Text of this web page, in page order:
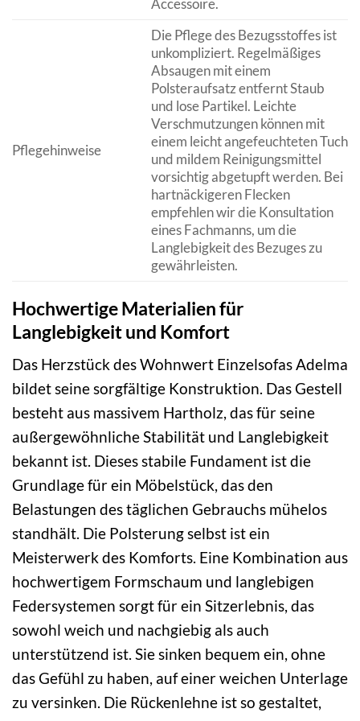
Pflegehinweise
Die Pflege des Bezugsstoffes ist
unkompliziert. Regelmäßiges
Absaugen mit einem
Polsteraufsatz entfernt Staub
und lose Partikel. Leichte
Verschmutzungen können mit
einem leicht angefeuchteten Tuch
und mildem Reinigungsmittel
vorsichtig abgetupft werden. Bei
hartnäckigeren Flecken
empfehlen wir die Konsultation
eines Fachmanns, um die
Langlebigkeit des Bezuges zu
gewährleisten.
Hochwertige Materialien für
Langlebigkeit und Komfort
Das Herzstück des Wohnwert Einzelsofas Adelma
bildet seine sorgfältige Konstruktion. Das Gestell
besteht aus massivem Hartholz, das für seine
außergewöhnliche Stabilität und Langlebigkeit
bekannt ist. Dieses stabile Fundament ist die
Grundlage für ein Möbelstück, das den
Belastungen des täglichen Gebrauchs mühelos
standhält. Die Polsterung selbst ist ein
Meisterwerk des Komforts. Eine Kombination aus
hochwertigem Formschaum und langlebigen
Federsystemen sorgt für ein Sitzerlebnis, das
sowohl weich und nachgiebig als auch
unterstützend ist. Sie sinken bequem ein, ohne
das Gefühl zu haben, auf einer weichen Unterlage
zu versinken. Die Rückenlehne ist so gestaltet,